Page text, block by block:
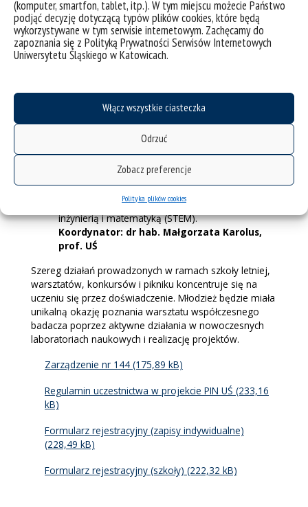
(komputer, smartfon, tablet, itp.). W tym miejscu możecie Państwo
podjąć decyzję dotyczącą typów plików cookies, które będą
wykorzystywane w tym serwisie internetowym. Zachęcamy do
zapoznania się z Polityką Prywatności Serwisów Internetowych
Uniwersytetu Śląskiego w Katowicach.
Włącz wszystkie ciasteczka
Odrzuć
Zobacz preferencje
Polityka plików cookies
Łaciak, dr Marcin Łaciak
Z najlepszymi przez naukę – wykłady
popularnonaukowe: wprowadzą uczniów w
świat badań prowadzonych przez naukowców.
wykorzystania wiedzy naukowej w praktyce.
Koordynatorzy: dr Aneta Szczygielska-
Łaciak, dr Marcin Łaciak
Rodzinny Piknik Naukowy WNŚiT
otwartym dla publiczności. Działanie przyczyni się
do realizacji celu projektu poprzez stymulowanie i
naszego regionu naukami ścisłymi, technologią,
inżynierią i matematyką (STEM).
Koordynator: dr hab. Małgorzata Karolus,
prof. UŚ
Szereg działań prowadzonych w ramach szkoły letniej,
warsztatów, konkursów i pikniku koncentruje się na
uczeniu się przez doświadczenie. Młodzież będzie miała
unikalną okazję poznania warsztatu współczesnego
badacza poprzez aktywne działania w nowoczesnych
laboratoriach naukowych i realizację projektów.
Zarządzenie nr 144
Regulamin uczestnictwa w projekcie PIN UŚ
Formularz rejestracyjny (zapisy indywidualne)
Formularz rejestracyjny (szkoły)